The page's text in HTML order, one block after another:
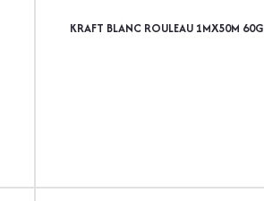
KRAFT BLANC ROULEAU 1MX50M 60G